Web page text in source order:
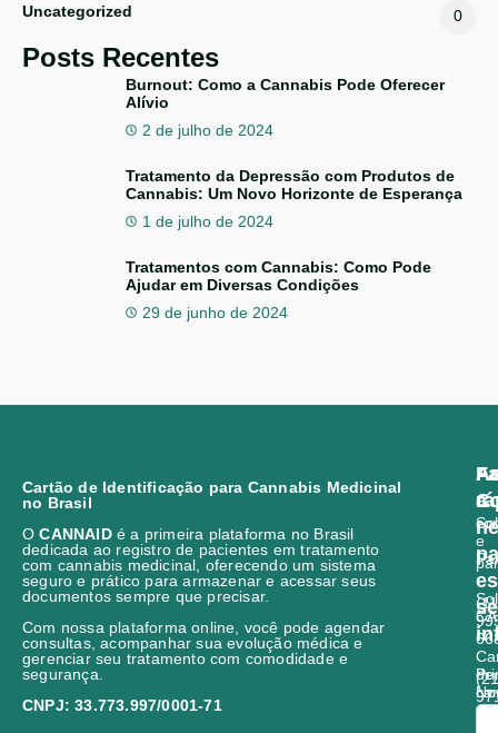
Uncategorized 0
Posts Recentes
Burnout: Como a Cannabis Pode Oferecer
Alívio
2 de julho de 2024
Tratamento da Depressão com Produtos de
Cannabis: Um Novo Horizonte de Esperança
1 de julho de 2024
Tratamentos com Cannabis: Como Pode
Ajudar em Diversas Condições
29 de junho de 2024
Cartão de Identificação para Cannabis Medicinal
no Brasil
OCANNAIDé a primeira plataforma no Brasil
dedicada ao registro de pacientes em tratamento
com cannabis medicinal, oferecendo um sistema
seguro e prático para armazenar e acessar seus
documentos sempre que precisar.
Com nossa plataforma online, você pode agendar
consultas, acompanhar sua evolução médica e
gerenciar seu tratamento com comodidade e
segurança.
CNPJ: 33.773.997/0001-71
a
e
de